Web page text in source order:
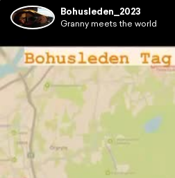
Bohusleden_2023
Granny meets the world